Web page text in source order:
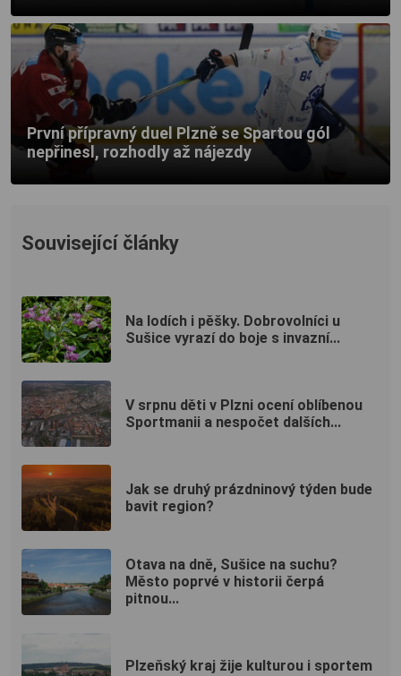
První přípravný duel Plzně se Spartou gól
nepřinesl, rozhodly až nájezdy
Související články
Na lodích i pěšky. Dobrovolníci u
Sušice vyrazí do boje s invazní...
V srpnu děti v Plzni ocení oblíbenou
Sportmanii a nespočet dalších...
Jak se druhý prázdninový týden bude
bavit region?
Otava na dně, Sušice na suchu?
Město poprvé v historii čerpá
pitnou...
Plzeňský kraj žije kulturou i sportem